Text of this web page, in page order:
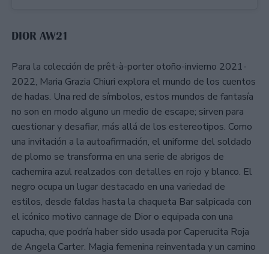
DIOR AW21
Para la colección de prêt-à-porter otoño-invierno 2021-
2022, Maria Grazia Chiuri explora el mundo de los cuentos
de hadas. Una red de símbolos, estos mundos de fantasía
no son en modo alguno un medio de escape; sirven para
cuestionar y desafiar, más allá de los estereotipos. Como
una invitación a la autoafirmación, el uniforme del soldado
de plomo se transforma en una serie de abrigos de
cachemira azul realzados con detalles en rojo y blanco. El
negro ocupa un lugar destacado en una variedad de
estilos, desde faldas hasta la chaqueta Bar salpicada con
el icónico motivo cannage de Dior o equipada con una
capucha, que podría haber sido usada por Caperucita Roja
de Angela Carter. Magia femenina reinventada y un camino